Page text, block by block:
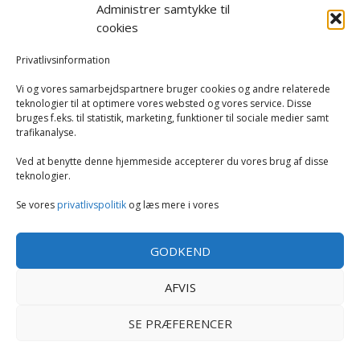
Administrer samtykke til
cookies
Privatlivsinformation
Vi og vores samarbejdspartnere bruger cookies og andre relaterede
teknologier til at optimere vores websted og vores service. Disse
bruges f.eks. til statistik, marketing, funktioner til sociale medier samt
trafikanalyse.
Ved at benytte denne hjemmeside accepterer du vores brug af disse
teknologier.
Se vores privatlivspolitik og læs mere i vores
GODKEND
AFVIS
SE PRÆFERENCER
Hvidevarer
Køkken
Opvarmning
Rengøring
Støvsugere
Tilbehør til støvsugere og rengøring